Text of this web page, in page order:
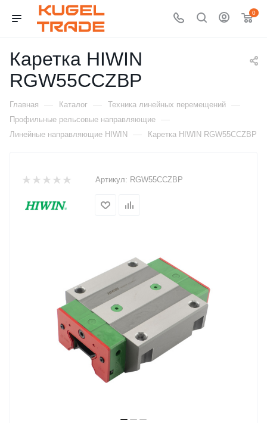
0
Каретка HIWIN
RGW55CCZBP
Главная — Каталог — Техника линейных перемещений —
Профильные рельсовые направляющие —
Линейные направляющие HIWIN — Каретка HIWIN RGW55CCZBP
Артикул: RGW55CCZBP